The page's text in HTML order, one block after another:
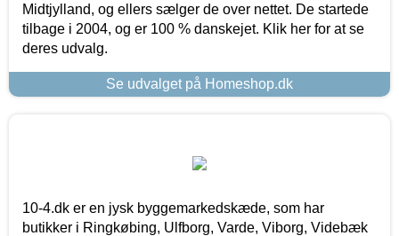
Midtjylland, og ellers sælger de over nettet. De startede
tilbage i 2004, og er 100 % danskejet. Klik her for at se
deres udvalg.
Se udvalget på Homeshop.dk
10-4.dk er en jysk byggemarkedskæde, som har
butikker i Ringkøbing, Ulfborg, Varde, Viborg, Videbæk